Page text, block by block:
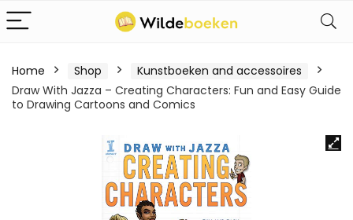
Home Shop
Kunstboeken and accessoires
Draw With Jazza – Creating Characters: Fun and Easy Guide
to Drawing Cartoons and Comics